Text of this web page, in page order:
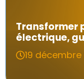
Transformer
électrique,
19